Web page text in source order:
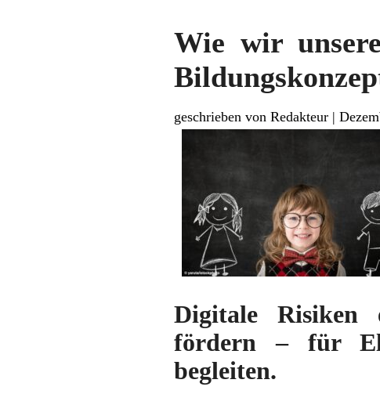
Wie wir
geschrieben von Redakteur |
Digitale Risiken
fördern – für
begleiten.